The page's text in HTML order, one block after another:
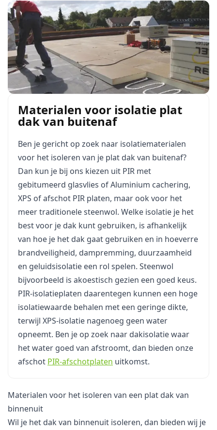
Materialen voor isolatie plat
dak van buitenaf
Ben je gericht op zoek naar isolatiematerialen
voor het isoleren van je plat dak van buitenaf?
Dan kun je bij ons kiezen uit PIR met
gebitumeerd glasvlies of Aluminium cachering,
XPS of afschot PIR platen, maar ook voor het
meer traditionele steenwol. Welke isolatie je het
best voor je dak kunt gebruiken, is afhankelijk
van hoe je het dak gaat gebruiken en in hoeverre
brandveiligheid, dampremming, duurzaamheid
en geluidsisolatie een rol spelen. Steenwol
bijvoorbeeld is akoestisch gezien een goed keus.
PIR-isolatieplaten daarentegen kunnen een hoge
isolatiewaarde behalen met een geringe dikte,
terwijl XPS-isolatie nagenoeg geen water
opneemt. Ben je op zoek naar dakisolatie waar
het water goed van afstroomt, dan bieden onze
afschot PIR-afschotplaten uitkomst.
Materialen voor het isoleren van een plat dak van
binnenuit
Wil je het dak van binnenuit isoleren, dan bieden wij je